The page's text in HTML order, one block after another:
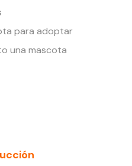
para adoptar
una mascota